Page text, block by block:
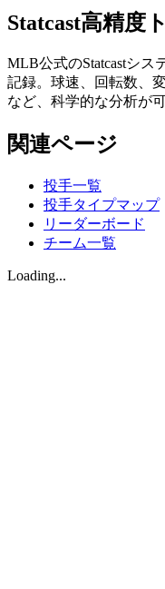
Statcast高精度
MLB公式のStatcastシス
記録。球速、回転数、
など、科学的な分析が可
関連ページ
投手一覧
投手タイプマップ
リーダーボード
チーム一覧
Loading...